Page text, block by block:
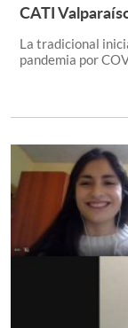
CATI
La tradicional
pandemia por